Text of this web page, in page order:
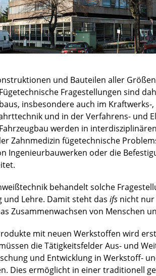
und Bauteilen aller
Fragestellungen sind
insbesondere auch im Kraftwerks-
und in der Verfahrens- und
werden in
Zahnmedizin fügetechnische
Ingenieurbauwerken oder die
behandelt solche
und Lehre. Damit steht dasifs nicht
Zusammenwachsen von Menschen
mit neuen Werkstoffen wird
die Tätigkeitsfelder Aus- und
und Entwicklung in Werkstoff-
Dies ermöglicht in einer traditionell